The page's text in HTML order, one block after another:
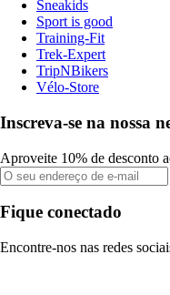
Sneakids
Sport is good
Training-Fit
Trek-Expert
TripNBikers
Vélo-Store
Inscreva-se na nossa
Aproveite 10% de desconto
Fique conectado
Encontre-nos nas redes